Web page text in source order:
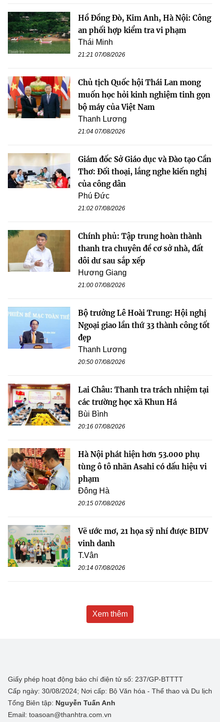
Hồ Đồng Đò, Kim Anh, Hà Nội: Công
an phối hợp kiểm tra vi phạm
Thái Minh
21:21 07/08/2026
Chủ tịch Quốc hội Thái Lan mong
muốn học hỏi kinh nghiệm tinh gọn
bộ máy của Việt Nam
Thanh Lương
21:04 07/08/2026
Giám đốc Sở Giáo dục và Đào tạo Cần
Thơ: Đối thoại, lắng nghe kiến nghị
của công dân
Phú Đức
21:02 07/08/2026
Chính phủ: Tập trung hoàn thành
thanh tra chuyên đề cơ sở nhà, đất
dôi dư sau sắp xếp
Hương Giang
21:00 07/08/2026
Bộ trưởng Lê Hoài Trung: Hội nghị
Ngoại giao lần thứ 33 thành công tốt
đẹp
Thanh Lương
20:50 07/08/2026
Lai Châu: Thanh tra trách nhiệm tại
các trường học xã Khun Há
Bùi Bình
20:16 07/08/2026
Hà Nội phát hiện hơn 53.000 phụ
tùng ô tô nhãn Asahi có dấu hiệu vi
phạm
Đông Hà
20:15 07/08/2026
Vẽ ước mơ, 21 họa sỹ nhí được BIDV
vinh danh
T.Vân
20:14 07/08/2026
Xem thêm
Giấy phép hoạt động báo chí điện tử số: 237/GP-BTTTT
Cấp ngày: 30/08/2024; Nơi cấp: Bộ Văn hóa - Thể thao và Du lịch
Tổng Biên tập: Nguyễn Tuấn Anh
Email: toasoan@thanhtra.com.vn